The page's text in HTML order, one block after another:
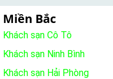
Miền Bắc
Khách sạn Cô Tô
Khách sạn Ninh Bình
Khách sạn Hải Phòng